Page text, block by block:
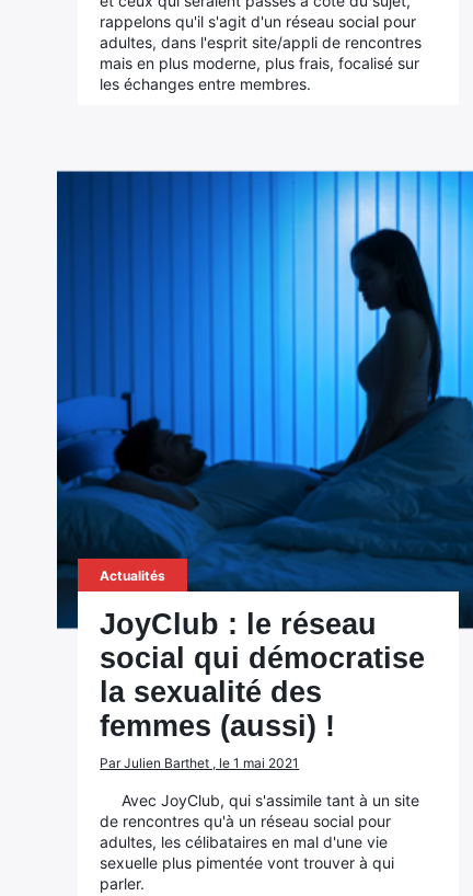
rappelons qu'il s'agit d'un réseau social pour
adultes, dans l'esprit site/appli de rencontres
mais en plus moderne, plus frais, focalisé sur
les échanges entre membres.
Actualités
JoyClub : le réseau
social qui démocratise
la sexualité des
femmes (aussi) !
Par Julien Barthet , le 1 mai 2021
Avec JoyClub, qui s'assimile tant à un site
de rencontres qu'à un réseau social pour
adultes, les célibataires en mal d'une vie
sexuelle plus pimentée vont trouver à qui
parler.